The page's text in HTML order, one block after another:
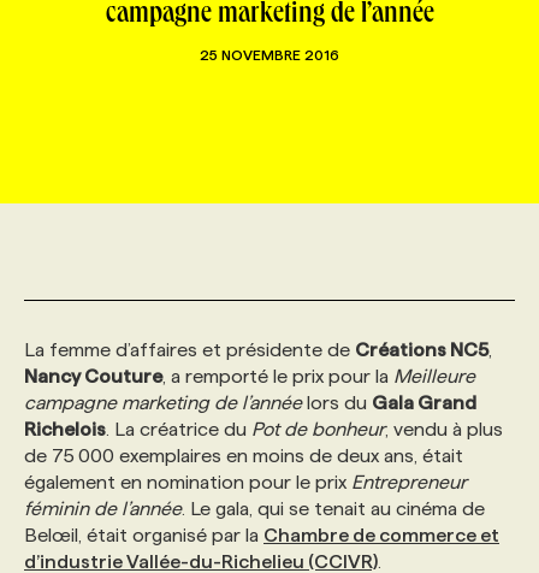
CAMPAGNES ET CRÉATIVITÉ
NOUVEAUX MANDATS
INITIATIVES NUMÉRIQUES
PRIX ET DISTINCTIONS
TENDANCES
TOUTES LES CHRONIQUES
MARKETING ET COMMUNICATION
MARKETING DURABLE
GEO/SEO
ÉVÉNEMENTIEL
VOIR TOUTES LES PARUTIONS
INFOLETTRE EN BREF
BULLETIN RECRUTEMENT
ANNONCEZ AVEC NOUS
AFFICHEZ UN POSTE / TARIFS
PROFIL ENTREPRISE
FAQ
ANNONCEZ AVEC NOUS
CANDIDAT
PROFIL CANDIDAT
NOS CONFÉRENCES
ANNONCEZ AVEC NOUS
FORMATIONS
NOS PARCOURS DE FORMATIONS
FORMATIONS PERSONNALISÉES
NOS FORMATEUR‧RICES
SERVICE DE CHASSE DE TÊTE
NOS TARIFS
NOS EXPERTISES
campagne marketing de l’année
25 NOVEMBRE 2016
La femme d’affaires et présidente de Créations NC5,
Nancy Couture, a remporté le prix pour la Meilleure
campagne marketing de l’annéelors du Gala Grand
Richelois . La créatrice du Pot de bonheur, vendu à plus
de 75 000 exemplaires en moins de deux ans, était
également en nomination pour le prix Entrepreneur
féminin de l’année. Le gala, qui se tenait au cinéma de
Belœil, était organisé par la Chambre de commerce et
d’industrie Vallée-du-Richelieu (CCIVR)